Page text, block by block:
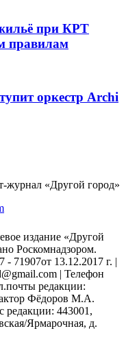
при КРТ
правилам
оркестр Archi
журнал «Другой город»
издание «Другой
Роскомнадзором.
13.12.2017 г. |
| Телефон
редакции:
Фёдоров М.А.
443001,
Ярмарочная, д.